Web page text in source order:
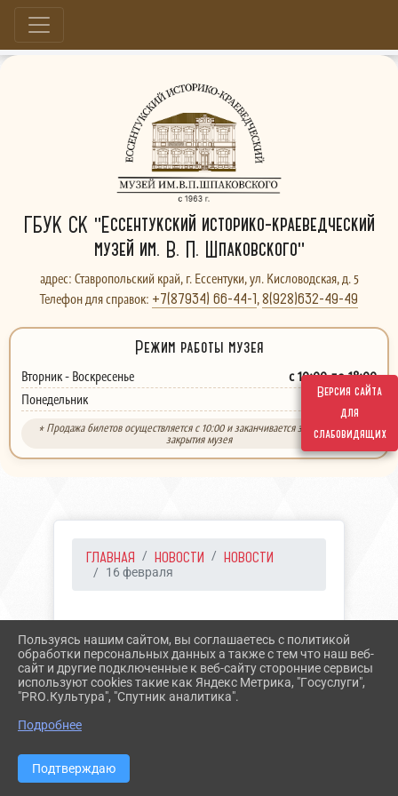
Версия сайта
для
слабовидящих
Больше, чем музей...
ГБУК СК "Ессентукский историко-краеведческий
музей им. В. П. Шпаковского"
адрес: Ставропольский край, г. Ессентуки, ул. Кисловодская, д. 5
Телефон для справок: +7(87934) 66-44-1,8(928)632-49-49
Режим работы музея
Вторник - Воскресенье с 10:00 до 18:00
Понедельник выходной
* Продажа билетов осуществляется с 10:00 и заканчивается за 30 минут до
закрытия музея
ГЛАВНАЯ НОВОСТИ НОВОСТИ
16 февраля
16 ФЕВРАЛЯ
Пользуясь нашим сайтом, вы соглашаетесь с политикой
обработки персональных данных а также с тем что наш веб-
сайт и другие подключенные к веб-сайту сторонние сервисы
используют cookies такие как Яндекс Метрика, "Госуслуги",
"PRO.Культура", "Спутник аналитика".
Подробнее
Подтверждаю